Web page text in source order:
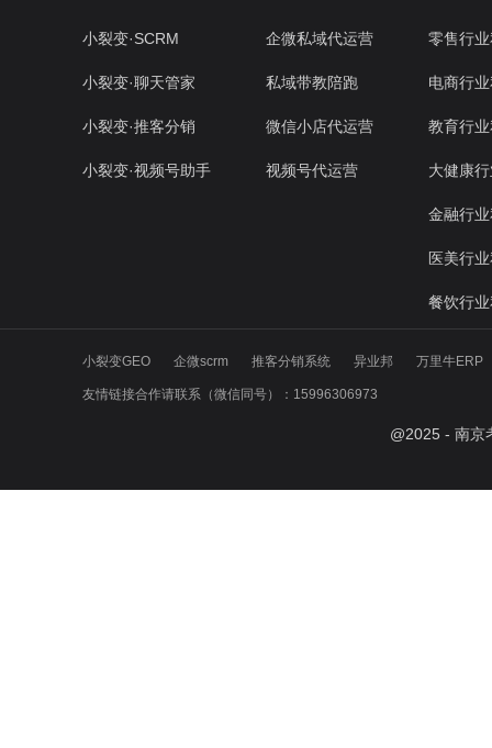
小裂变·SCRM
小裂变·聊天管家
小裂变·推客分销
小裂变·视频号助手
企微私域代运营
私域带教陪跑
微信小店代运营
视频号代运营
零售行
电商行
教育行
大健康
金融行
医美行
餐饮行
小裂变GEO 企微scrm 推客分销系统 异业邦 万里牛ERP
友情链接合作请联系（微信同号）：15996306973
@2025 - 南京